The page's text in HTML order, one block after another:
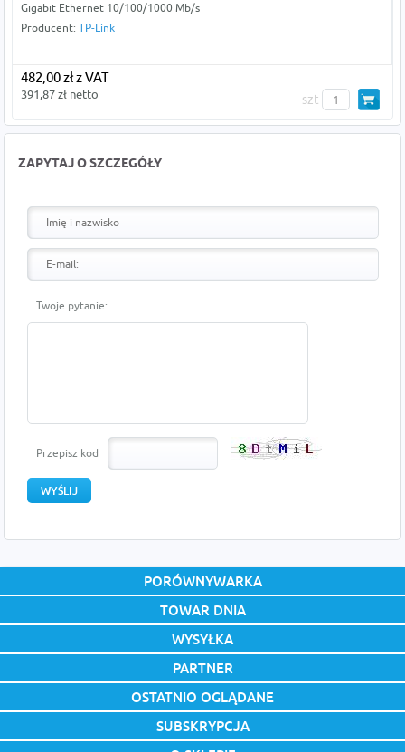
Gigabit Ethernet 10/100/1000 Mb/s
Producent: TP-Link
482,00 zł z VAT
391,87 zł netto szt
ZAPYTAJ O SZCZEGÓŁY
Twoje pytanie:
Przepisz kod
PORÓWNYWARKA
TOWAR DNIA
WYSYŁKA
PARTNER
OSTATNIO OGLĄDANE
SUBSKRYPCJA